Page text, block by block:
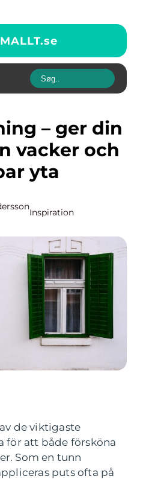
se
vacker och
yta
Inspiration
de viktigaste
för att både försköna
Som en tunn
puts ofta på